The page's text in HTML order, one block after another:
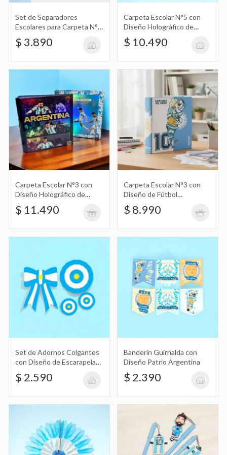
Carpeta Escolar N°3 con Diseño de
Fútbol Argentina, Campeones del
$ 8.990
Set de Adornos Colgantes con Diseño
de Escarapela Argentina
$ 2.590
Banderín Guirnalda con Diseño Patrio
$ 2.390
Adorno Colgante con Forma de
Escarapela Argentina
$ 1.890
Lapicera con Dije de Camiseta de
Fútbol Argentina, Messi 10
$ 2.690
Llavero de Silicona Messi 10 Argentina,
Inter de Miami, Mundial, Campeón del
$ 3.390
Set de Separadores
Escolares para Carpeta N°3
con Diseño de Fútbol
Argentina X6
$ 3.890
Carpeta Escolar N°5 con
Diseño Holográfico de
Fútbol Argentina,
Coronados de Gloria, Messi
$ 10.490
Carpeta Escolar N°3 con
Diseño Holográfico de
Fútbol Argentina,
Coronados de Gloria, Messi
$ 11.490
Carpeta Escolar N°3 con
Diseño de Fútbol
Argentina, Campeones del
Mundo, Messi 10
$ 8.990
Set de Adornos Colgantes
con Diseño de Escarapela
Argentina
$ 2.590
Banderín Guirnalda con
Diseño Patrio Argentina
$ 2.390